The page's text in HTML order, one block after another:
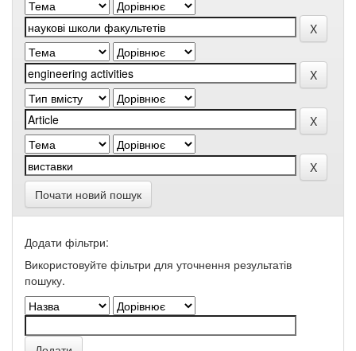
Почати новий пошук
Додати фільтри:
Використовуйте фільтри для уточнення результатів
пошуку.